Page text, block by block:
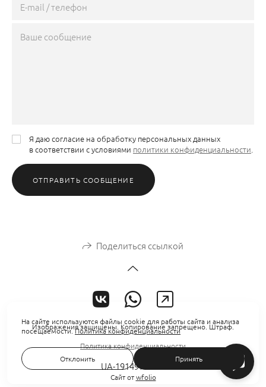
Я даю согласие на обработку персональных данных
в соответствии с условиями политики конфиденциальности.
ОТПРАВИТЬ СООБЩЕНИЕ
Поделиться ссылкой
Изображения защищены. Копирование запрещено. Штраф.
Политика конфиденциальности
UA-191497735-1
Сайт отwfolio
На сайте используются файлы cookie для работы сайта и анализа
посещаемости.Политика конфиденциальности
Отклонить Принять